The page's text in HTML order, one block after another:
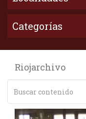
Categorías
Riojarchivo